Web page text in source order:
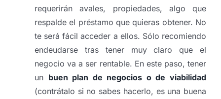
requerirán avales, propiedades, algo que
respalde el préstamo que quieras obtener. No
te será fácil acceder a ellos. Sólo recomiendo
endeudarse tras tener muy claro que el
negocio va a ser rentable. En este paso, tener
un buen plan de negocios o de viabilidad
(contrátalo si no sabes hacerlo, es una buena